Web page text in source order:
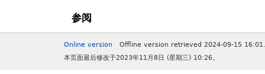
参阅
Online version
Offline version retrieved 2024-09-15 16:01.
本页面最后修改于2023年11月8日 (星期三) 10:26。